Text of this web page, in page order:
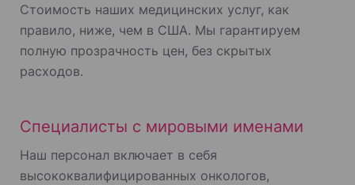
Стоимость наших медицинских услуг, как
правило, ниже, чем в США. Мы гарантируем
полную прозрачность цен, без скрытых
расходов.
Специалисты с мировыми именами
Наш персонал включает в себя
высококвалифицированных онкологов,